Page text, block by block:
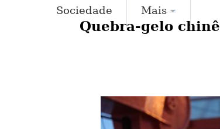
Sociedade Mais
Quebra-gelo